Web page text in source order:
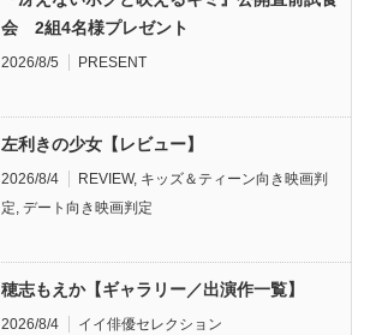
会 2組4名様プレゼント
2026/8/5 PRESENT
左利きの少女【レビュー】
2026/8/4 REVIEW, キッズ＆ティーン向き映画判
定 デート向き映画判定
穂志もえか【ギャラリー／出演作一覧】
2026/8/4 イイ俳優セレクション